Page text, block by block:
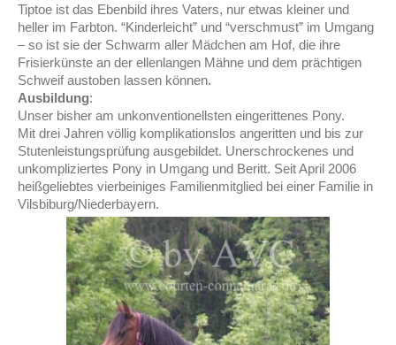
Tiptoe ist das Ebenbild ihres Vaters, nur etwas kleiner und
heller im Farbton. “Kinderleicht” und “verschmust” im Umgang
– so ist sie der Schwarm aller Mädchen am Hof, die ihre
Frisierkünste an der ellenlangen Mähne und dem prächtigen
Schweif austoben lassen können.
Ausbildung:
Unser bisher am unkonventionellsten eingerittenes Pony.
Mit drei Jahren völlig komplikationslos angeritten und bis zur
Stutenleistungsprüfung ausgebildet. Unerschrockenes und
unkompliziertes Pony in Umgang und Beritt. Seit April 2006
heißgeliebtes vierbeiniges Familienmitglied bei einer Familie in
Vilsbiburg/Niederbayern.